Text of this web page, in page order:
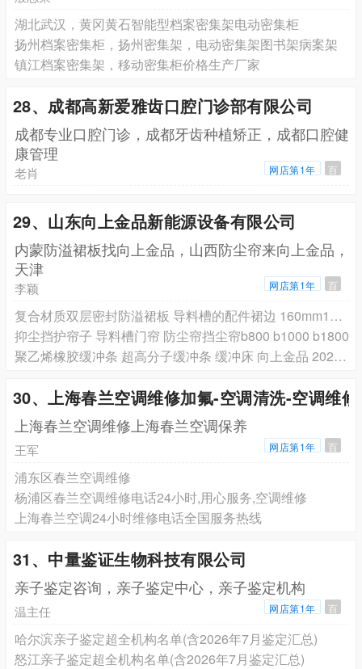
湖北武汉，黄冈黄石智能型档案密集架电动密集柜
扬州档案密集柜，扬州密集架，电动密集架图书架病案架
镇江档案密集架，移动密集柜价格生产厂家
28、成都高新爱雅齿口腔门诊部有限公司
成都专业口腔门诊，成都牙齿种植矫正，成都口腔健
康管理
老肖 网店第1年 百
29、山东向上金品新能源设备有限公司
内蒙防溢裙板找向上金品，山西防尘帘来向上金品，
天津
李颖 网店第1年 百
复合材质双层密封防溢裙板 导料槽的配件裙边 160mm180mm200mm
抑尘挡护帘子 导料槽门帘 防尘帘挡尘帘b800 b1000 b1800
聚乙烯橡胶缓冲条 超高分子缓冲条 缓冲床 向上金品 2026材质
30、上海春兰空调维修加氟-空调清洗-空调维
上海春兰空调维修上海春兰空调保养
王军 网店第1年 百
浦东区春兰空调维修
杨浦区春兰空调维修电话24小时,用心服务,空调维修
上海春兰空调24小时维修电话全国服务热线
31、中量鉴证生物科技有限公司
亲子鉴定咨询，亲子鉴定中心，亲子鉴定机构
温主任 网店第1年 百
哈尔滨亲子鉴定超全机构名单(含2026年7月鉴定汇总)
怒江亲子鉴定超全机构名单(含2026年7月鉴定汇总)